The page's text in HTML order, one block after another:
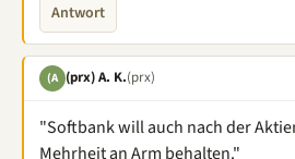
Antwort
(A (prx) A. K.(prx)
"Softbank will auch nach der
Mehrheit an Arm behalten."